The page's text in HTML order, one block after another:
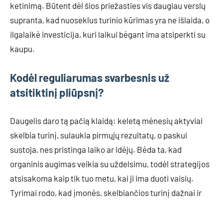
ketinimą. Būtent dėl šios priežasties vis daugiau verslų
supranta, kad nuoseklus turinio kūrimas yra ne išlaida, o
ilgalaikė investicija, kuri laikui bėgant ima atsiperkti su
kaupu.
Kodėl reguliarumas svarbesnis už
atsitiktinį pliūpsnį?
Daugelis daro tą pačią klaidą: keletą mėnesių aktyviai
skelbia turinį, sulaukia pirmųjų rezultatų, o paskui
sustoja, nes pristinga laiko ar idėjų. Bėda ta, kad
organinis augimas veikia su uždelsimu, todėl strategijos
atsisakoma kaip tik tuo metu, kai ji ima duoti vaisių.
Tyrimai rodo, kad įmonės, skelbiančios turinį dažnai ir